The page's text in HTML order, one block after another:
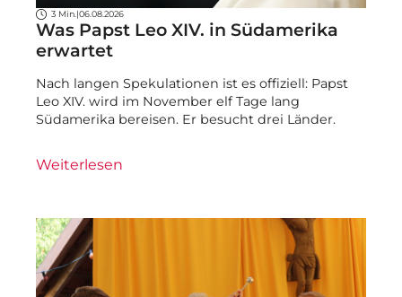
3 Min.| 06.08.2026
Was Papst Leo XIV. in Südamerika
erwartet
Nach langen Spekulationen ist es offiziell: Papst
Leo XIV. wird im November elf Tage lang
Südamerika bereisen. Er besucht drei Länder.
Weiterlesen